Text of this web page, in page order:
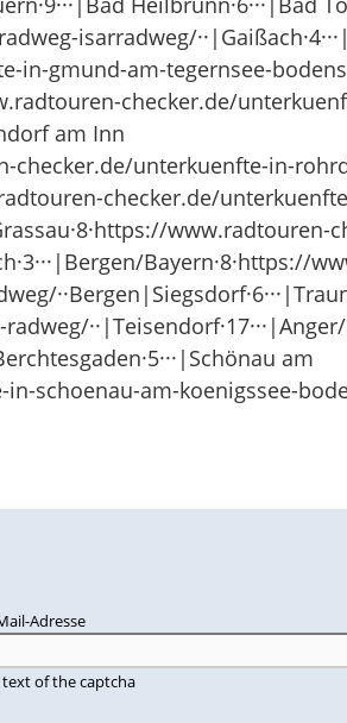
isarradweg/
in-gmund-am-tegernsee-
checker.de/
am Inn
checker.de/unterkuenfte-in-
checker.de/
Bayern·8·https://
··|Teisendorf·17···|Anger/
am
schoenau-am-koenigssee-
Adresse
of the captcha